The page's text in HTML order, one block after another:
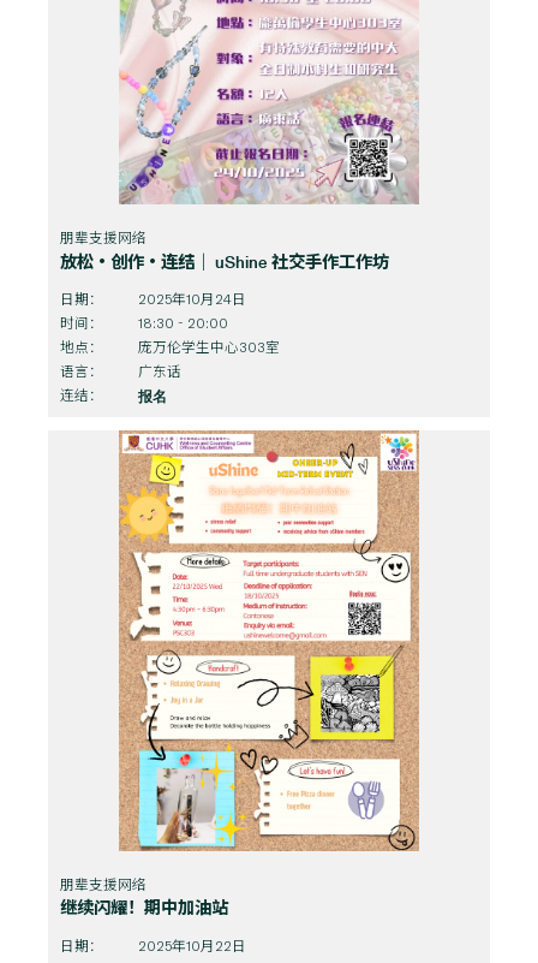
朋辈支援网络
放松・创作・连结｜ uShine 社交手作工作坊
日期：
2025年10月24日
时间：
18:30 - 20:00
地点：
庞万伦学生中心303室
语言：
广东话
连结：
报名
朋辈支援网络
继续闪耀！期中加油站
日期：
2025年10月22日